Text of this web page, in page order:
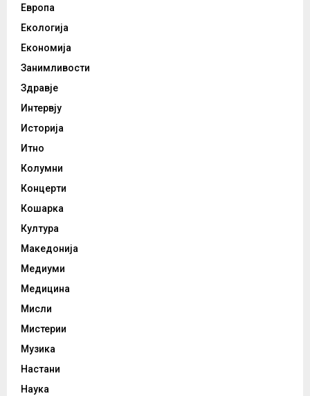
Европа
Екологија
Економија
Занимливости
Здравје
Интервју
Историја
Итно
Колумни
Концерти
Кошарка
Култура
Македонија
Медиуми
Медицина
Мисли
Мистерии
Музика
Настани
Наука